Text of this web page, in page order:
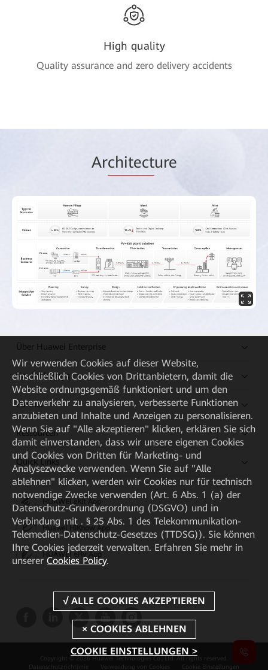
High quality
Quality assurance and zero delivery accidents
Architecture
Über Huawei Enterprise
Kaufanleitung
Partner
Ressourcen
Quick Links
HUAWEI eKit App
Huawei HiKnow App
HUAWEI eFly App
Copyright © 2026 Huawei Technologies Co., Ltd. All rights reserved.
Datenschutzrichtlinie
Verwendung von Cookies
Cookie Einstellungen
Wir verwenden Cookies auf dieser Website,
einschließlich Cookies von Drittanbietern, damit die
Website ordnungsgemäß funktioniert und um den
Datenverkehr zu analysieren, verbesserte Funktionen
anzubieten und Inhalte und Anzeigen zu personalisieren.
Wenn Sie auf "Alle akzeptieren" klicken, erklären Sie sich
damit einverstanden, dass wir unsere eigenen Cookies
und Cookies von Dritten für Marketing- und
Analysezwecke verwenden. Wenn Sie auf "Alle
ablehnen" klicken, werden wir Cookies nur für technisch
notwendige Zwecke verwenden (Art. 6 Abs. 1 (a) der
Datenschutz-Grundverordnung (DSGVO) und in
Verbindung mit . § 25 Abs. 1 des Telekommunikation-
Telemedien-Datenschutz-Gesetzes (TTDSG)). Sie können
Ihre Cookies jederzeit verwalten. Erfahren Sie mehr in
unserer Cookies Policy.
COOKIE EINSTELLUNGEN >